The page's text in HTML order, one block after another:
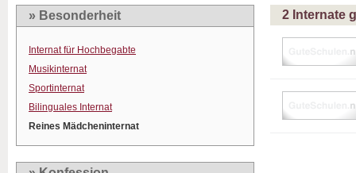
» Besonderheit
Internat für Hochbegabte
Musikinternat
Sportinternat
Bilinguales Internat
Reines Mädcheninternat
2 Internate